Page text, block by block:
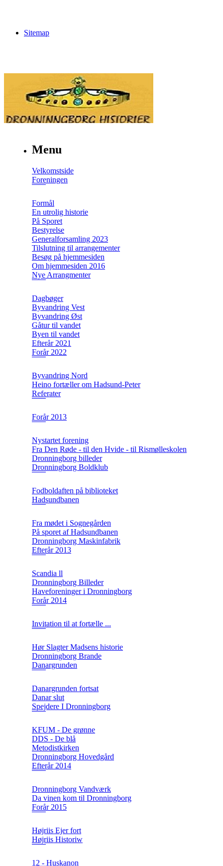
Sitemap
Menu
Velkomstside
Foreningen
Formål
En utrolig historie
På Sporet
Bestyrelse
Generalforsamling 2023
Tilslutning til arrangementer
Besøg på hjemmesiden
Om hjemmesiden 2016
Nye Arrangmenter
Dagbøger
Byvandring Vest
Byvandring Øst
Gåtur til vandet
Byen til vandet
Efterår 2021
Forår 2022
Byvandring Nord
Heino fortæller om Hadsund-Peter
Referater
Forår 2013
Nystartet forening
Fra Den Røde - til den Hvide - til Rismølleskolen
Dronningborg billeder
Dronningborg Boldklub
Fodboldaften på biblioteket
Hadsundbanen
Fra mødet i Sognegården
På sporet af Hadsundbanen
Dronningborg Maskinfabrik
Efterår 2013
Scandia ll
Dronningborg Billeder
Haveforeninger i Dronningborg
Forår 2014
Invitation til at fortælle ...
Hør Slagter Madsens historie
Dronningborg Brande
Danargrunden
Danargrunden fortsat
Danar slut
Spejdere I Dronningborg
KFUM - De grønne
DDS - De blå
Metodistkirken
Dronningborg Hovedgård
Efterår 2014
Dronningborg Vandværk
Da vinen kom til Dronningborg
Forår 2015
Højriis Ejer fort
Højriis Historiw
12 - Huskanon